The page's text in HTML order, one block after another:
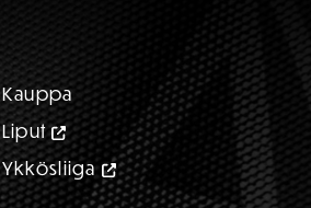
Kauppa
Liput
Ykkösliiga